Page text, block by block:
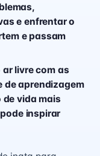
e enfrentar o
e passam
livre com as
de aprendizagem
vida mais
inspirar